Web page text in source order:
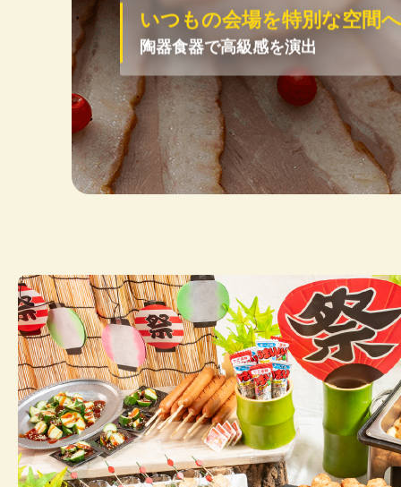
お客様に
いつもの会場を特別な空間
陶器食器で高級感を演出